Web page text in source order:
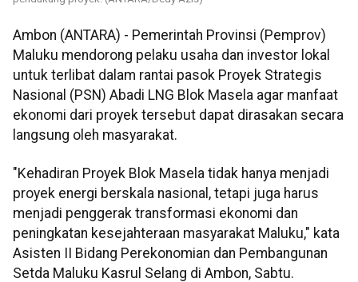
Ambon (ANTARA) - Pemerintah Provinsi (Pemprov)
Maluku mendorong pelaku usaha dan investor lokal
untuk terlibat dalam rantai pasok Proyek Strategis
Nasional (PSN) Abadi LNG Blok Masela agar manfaat
ekonomi dari proyek tersebut dapat dirasakan secara
langsung oleh masyarakat.
"Kehadiran Proyek Blok Masela tidak hanya menjadi
proyek energi berskala nasional, tetapi juga harus
menjadi penggerak transformasi ekonomi dan
peningkatan kesejahteraan masyarakat Maluku," kata
Asisten II Bidang Perekonomian dan Pembangunan
Setda Maluku Kasrul Selang di Ambon, Sabtu.